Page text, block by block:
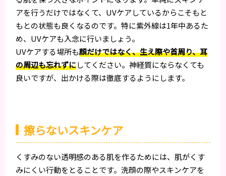
アを行うだけではなくて、UVケアしているからこそもと
もとの状態も良くなるのです。特に紫外線は1年中あるた
め、UVケアも入念に行いましょう。
UVケアする場所も顔だけではなく、生え際や首周り、耳
の周辺も忘れずにしてください。神経質にならなくても
良いですが、出かける際は徹底するようにします。
擦らないスキンケア
くすみのない透明感のある肌を作るためには、肌がくす
みにくい行動をとることです。洗顔の際やスキンケアを